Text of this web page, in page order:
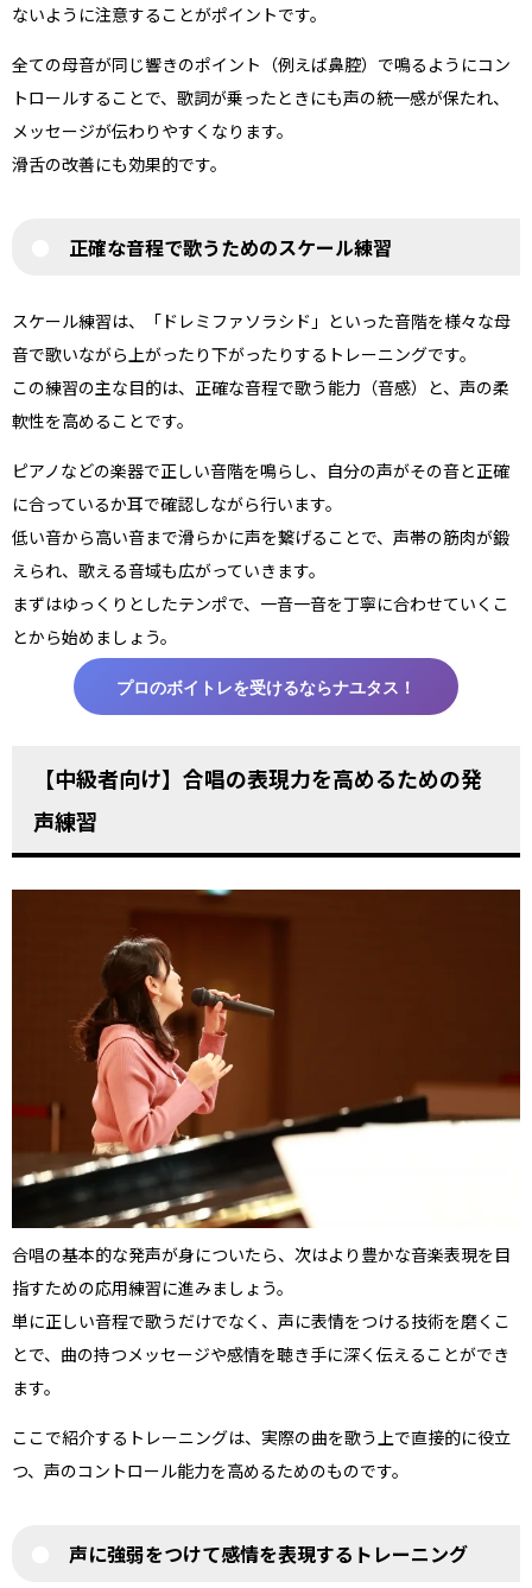
ないように注意することがポイントです。
全ての母音が同じ響きのポイント（例えば鼻腔）で鳴るようにコン
トロールすることで、歌詞が乗ったときにも声の統一感が保たれ、
メッセージが伝わりやすくなります。
滑舌の改善にも効果的です。
正確な音程で歌うためのスケール練習
スケール練習は、「ドレミファソラシド」といった音階を様々な母
音で歌いながら上がったり下がったりするトレーニングです。
この練習の主な目的は、正確な音程で歌う能力（音感）と、声の柔
軟性を高めることです。
ピアノなどの楽器で正しい音階を鳴らし、自分の声がその音と正確
に合っているか耳で確認しながら行います。
低い音から高い音まで滑らかに声を繋げることで、声帯の筋肉が鍛
えられ、歌える音域も広がっていきます。
まずはゆっくりとしたテンポで、一音一音を丁寧に合わせていくこ
とから始めましょう。
プロのボイトレを受けるならナユタス！
【中級者向け】合唱の表現力を高めるための発
声練習
合唱の基本的な発声が身についたら、次はより豊かな音楽表現を目
指すための応用練習に進みましょう。
単に正しい音程で歌うだけでなく、声に表情をつける技術を磨くこ
とで、曲の持つメッセージや感情を聴き手に深く伝えることができ
ます。
ここで紹介するトレーニングは、実際の曲を歌う上で直接的に役立
つ、声のコントロール能力を高めるためのものです。
声に強弱をつけて感情を表現するトレーニング